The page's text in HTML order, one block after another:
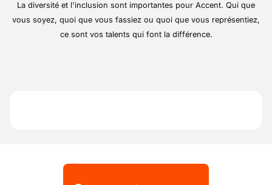
Effectuer de la fine mécanique
La diversité et l'inclusion sont importantes pour Accent. Qui que
vous soyez, quoi que vous fassiez ou quoi que vous représentiez,
ce sont vos talents qui font la différence.